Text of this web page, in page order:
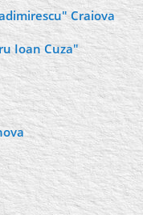
Craiova
Ioan Cuza"